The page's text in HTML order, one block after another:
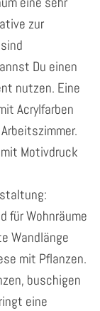
zur
Du einen
nutzen. Eine
Acrylfarben
Motivdruck
für Wohnräume
Wandlänge
mit Pflanzen.
buschigen
eine